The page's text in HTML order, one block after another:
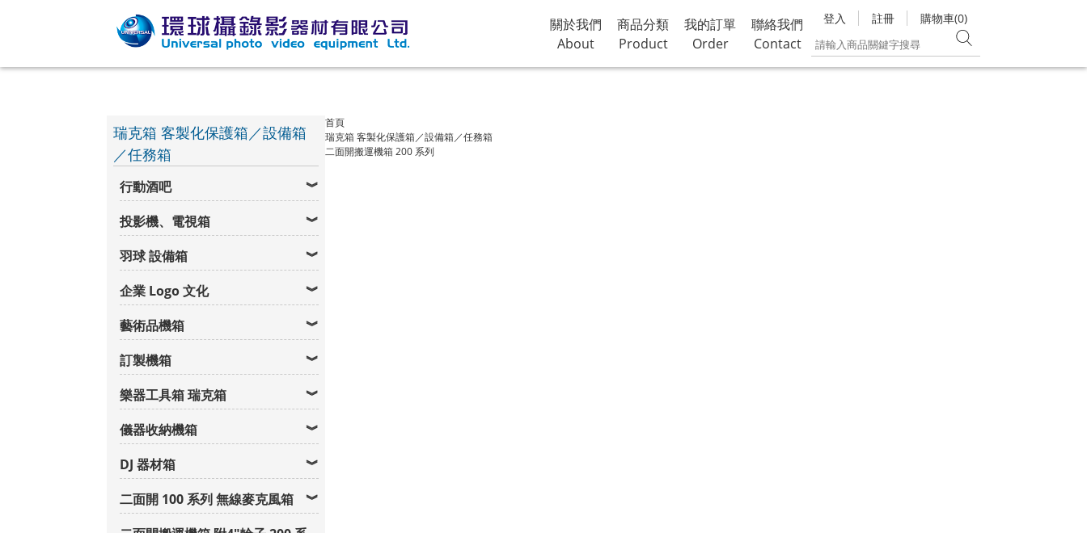
關於我們
About
商品分類
Product
我的訂單
Order
聯絡我們
Contact
登入 註冊 購物車(0)
瑞克箱 客製化保護箱／設備箱
／任務箱
行動酒吧
投影機、電視箱
羽球 設備箱
企業 Logo 文化
藝術品機箱
訂製機箱
樂器工具箱 瑞克箱
儀器收納機箱
DJ 器材箱
二面開 100 系列 無線麥克風箱
首頁
瑞克箱 客製化保護箱／設備箱／任務箱
二面開搬運機箱 200 系列